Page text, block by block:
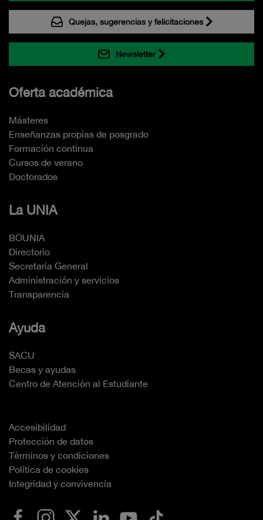
Quejas, sugerencias y felicitaciones
Newsletter
Oferta académica
Másteres
Enseñanzas propias de posgrado
Formación continua
Cursos de verano
Doctorados
La UNIA
BOUNIA
Directorio
Secretaría General
Administración y servicios
Transparencia
Ayuda
SACU
Becas y ayudas
Centro de Atención al Estudiante
Accesibilidad
Protección de datos
Términos y condiciones
Política de cookies
Integridad y convivencia